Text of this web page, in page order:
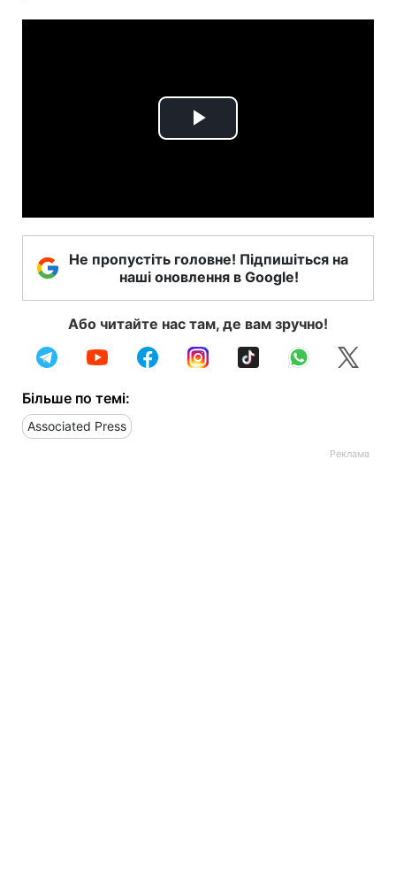
Play
Не пропустіть головне! Підпишіться на
наші оновлення в Google!
Або читайте нас там, де вам зручно!
Більше по темі:
Associated Press